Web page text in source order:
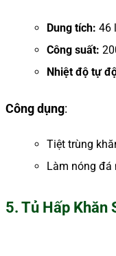
Dung tích: 46
Công suất:
Nhiệt độ tự
Công dụng:
Tiệt trùng
Làm nóng đá
5. Tủ Hấp Khăn